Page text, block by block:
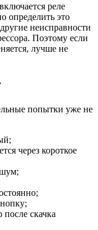
реле
определить это
неисправности
Поэтому если
лучше не
попытки уже не
через короткое
скачка